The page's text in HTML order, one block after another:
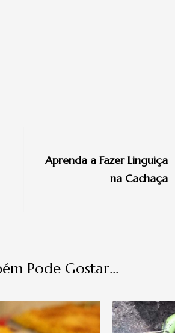
Aprenda a Fazer Linguiça
na Cachaça
Pode Gostar...